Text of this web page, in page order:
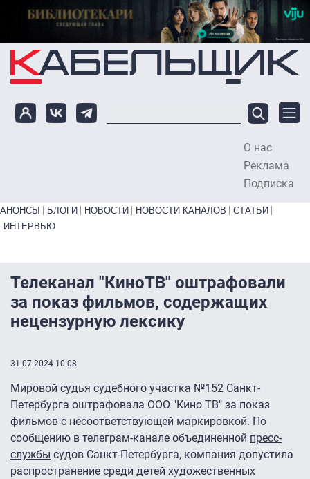
Перейти к основному содержанию
О нас
Реклама
Подписка
Primary links bottom
АНОНСЫ БЛОГИ НОВОСТИ НОВОСТИ КАНАЛОВ
СТАТЬИ
ИНТЕРВЬЮ
Телеканал "КиноТВ" оштрафовали
за показ фильмов, содержащих
нецензурную лексику
31.07.2024 10:08
Мировой судья судебного участка №152 Санкт-
Петербурга оштрафовала ООО "Кино ТВ" за показ
фильмов с несоответствующей маркировкой. По
сообщению в телеграм-канале объединенной пресс-
службы судов Санкт-Петербурга, компания допустила
распространение среди детей художественных